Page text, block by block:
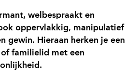
welbespraakt en
oppervlakkig, manipulatief
gewin. Hieraan herken je een
of familielid met een